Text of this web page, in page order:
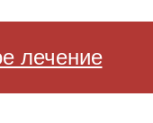
лечение